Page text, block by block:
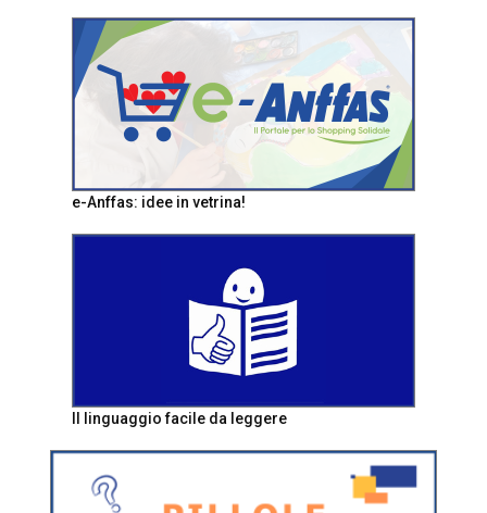
e-Anffas: idee in vetrina!
Il linguaggio facile da leggere